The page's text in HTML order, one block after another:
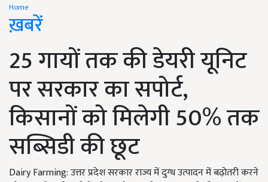
Home
ख़बरें
25 गायों तक की डेयरी यूनिट
पर सरकार का सपोर्ट,
किसानों को मिलेगी 50% तक
सब्सिडी की छूट
Dairy Farming: उत्तर प्रदेश सरकार राज्य में दुग्ध उत्पादन में बढ़ोतरी करने